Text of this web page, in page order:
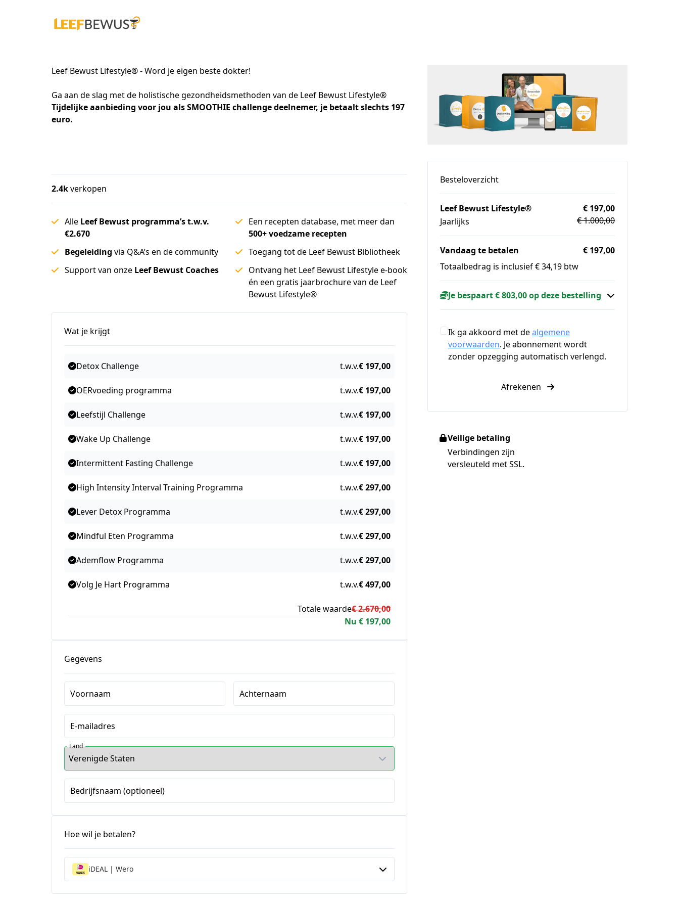
Leef Bewust Lifestyle® - Word je eigen beste dokter!
Ga aan de slag met de holistische gezondheidsmethoden van de Leef Bewust Lifestyle®
Tijdelijke aanbieding voor jou als SMOOTHIE challenge deelnemer, je betaalt slechts 197
euro.
2.4kverkopen
Alle Leef Bewust programma’s t.w.v.
€2.670
Een recepten database, met meer dan
500+ voedzame recepten
Begeleiding via Q&A’s en de community
Toegang tot de Leef Bewust Bibliotheek
Support van onze Leef Bewust Coaches
Ontvang het Leef Bewust Lifestyle e-book
én een gratis jaarbrochure van de Leef
Bewust Lifestyle®
Wat je krijgt
Detox Challenge t.w.v.€ 197,00
OERvoeding programma t.w.v.€ 197,00
Leefstijl Challenge t.w.v.€ 197,00
Wake Up Challenge t.w.v.€ 197,00
Intermittent Fasting Challenge t.w.v.€ 197,00
High Intensity Interval Training Programma t.w.v.€ 297,00
Lever Detox Programma t.w.v.€ 297,00
Mindful Eten Programma t.w.v.€ 297,00
Ademflow Programma t.w.v.€ 297,00
Volg Je Hart Programma t.w.v.€ 497,00
Nu € 197,00
Totale waarde€ 2.670,00
Gegevens
Voornaam Achternaam
E-mailadres
Land
Bedrijfsnaam (optioneel)
Hoe wil je betalen?
iDEAL | Wero
Besteloverzicht
Leef Bewust Lifestyle®
Jaarlijks
€ 197,00
€ 1.000,00
Vandaag te betalen
€ 197,00
Totaalbedrag is inclusief € 34,19 btw
Je bespaart € 803,00 op deze bestelling
Ik ga akkoord met dealgemene
voorwaarden. Je abonnement wordt
zonder opzegging automatisch verlengd.
Afrekenen
Veilige betaling
Verbindingen zijn
versleuteld met SSL.